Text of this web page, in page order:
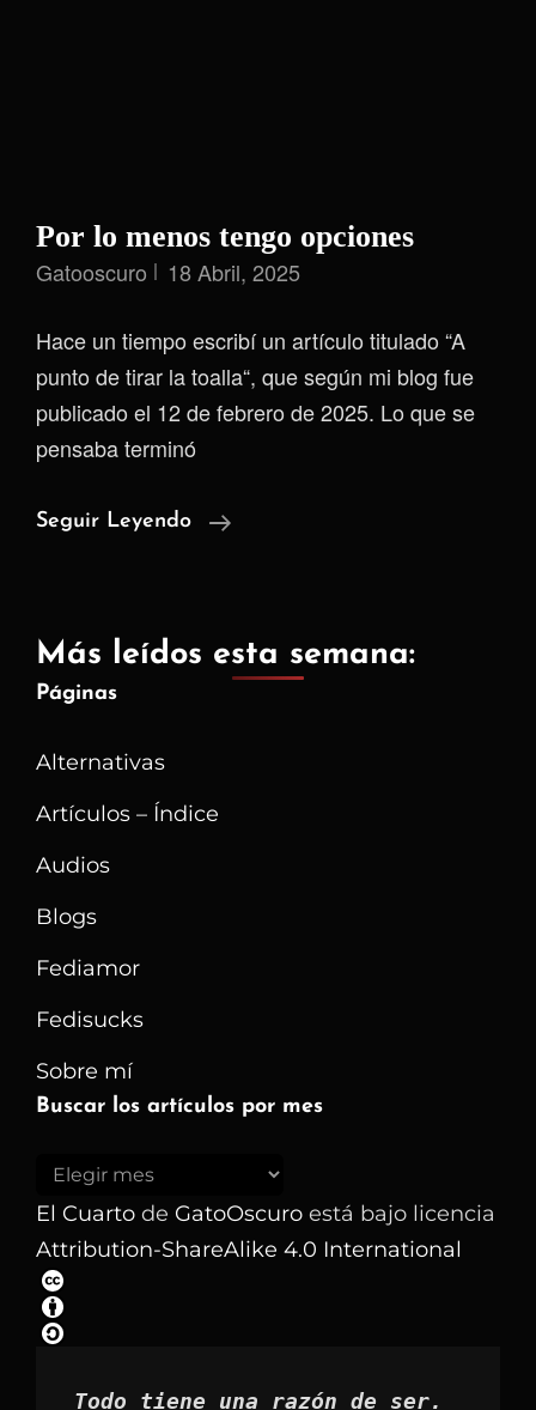
Por lo menos tengo opciones
Gatooscuro 18 Abril, 2025
Hace un tiempo escribí un artículo titulado “A
punto de tirar la toalla“, que según mi blog fue
publicado el 12 de febrero de 2025. Lo que se
pensaba terminó
Seguir Leyendo
Por
Opciones
Más leídos esta semana:
Páginas
Alternativas
Artículos – Índice
Audios
Blogs
Fediamor
Fedisucks
Sobre mí
Buscar los artículos por mes
Buscar
los
artículos
por
mes
El Cuarto de GatoOscuro está bajo licencia
Attribution-ShareAlike 4.0 International
Todo tiene una razón de ser.